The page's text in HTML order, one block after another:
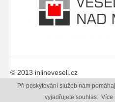
© 2013 inlineveseli.cz
Při poskytování služeb nám
vyjadřujete souhlas. Více